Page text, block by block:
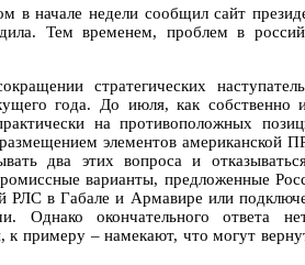
в начале недели сообщил сайт
Тем временем, проблем в
стратегических
года. До июля, как собственно
на противоположных
элементов американской
два этих вопроса и
варианты, предложенные
РЛС в Габале и Армавире или
окончательного ответа
к примеру – намекают, что могут